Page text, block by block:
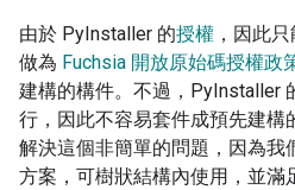
由於 PyInstaller 的授權 ，因此
做為 Fuchsia 開放原始碼授權政
建構的構件。不過，PyInstaller
行，因此不容易套件成預先建構
解決這個非簡單的問題，因為我
方案，可樹狀結構內使用，並滿